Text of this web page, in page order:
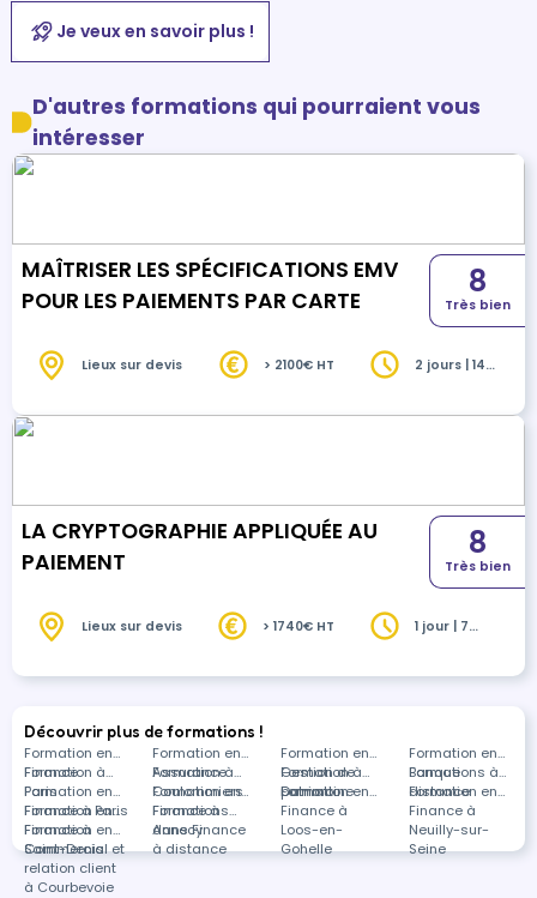
Je veux en savoir plus !
D'autres formations qui pourraient vous
intéresser
MAÎTRISER LES SPÉCIFICATIONS EMV
POUR LES PAIEMENTS PAR CARTE
8
Très bien
Lieux sur devis > 2100€ HT
2 jours | 14
LA CRYPTOGRAPHIE APPLIQUÉE AU
PAIEMENT
8
Très bien
Lieux sur devis > 1740€ HT
1 jour | 7
Découvrir plus de formations !
Formation en
Finance
Formation en
Assurance
Formation en
Gestion de
patrimoine
Formation en
Banque
Formation à
Paris
Formation à
Coulommiers
Formation à
Domont
Formations à
distance
Formation en
Finance à Paris
Formation en
Finance à
Annecy
Formation en
Finance à
Loos-en-
Gohelle
Formation en
Finance à
Neuilly-sur-
Seine
Formation en
Finance à
Saint-Denis
Formations
dans Finance
à distance
Formation en
Commercial et
relation client
à Courbevoie